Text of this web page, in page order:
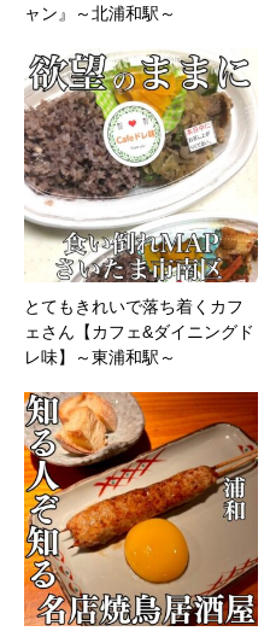
ャン』～北浦和駅～
とてもきれいで落ち着くカフ
ェさん【カフェ&ダイニングド
レ味】～東浦和駅～